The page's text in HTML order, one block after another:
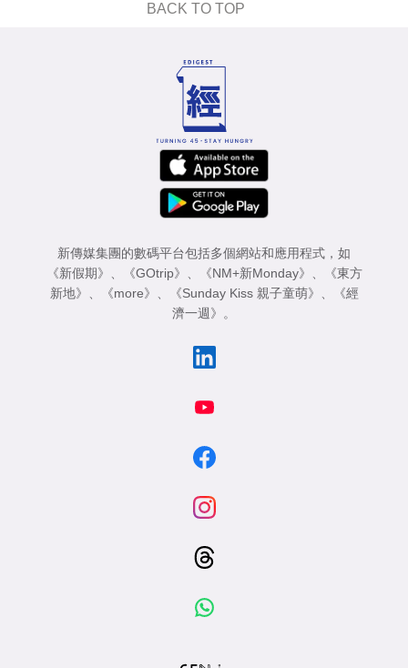
BACK TO TOP
新傳媒集團的數碼平台包括多個網站和應用程式，如
《新假期》 、 《GOtrip》 、 《NM+新Monday》 、
《東方
新地》 、 《more》 、 《Sunday Kiss 親子童萌》 、
《經
濟一週》 。